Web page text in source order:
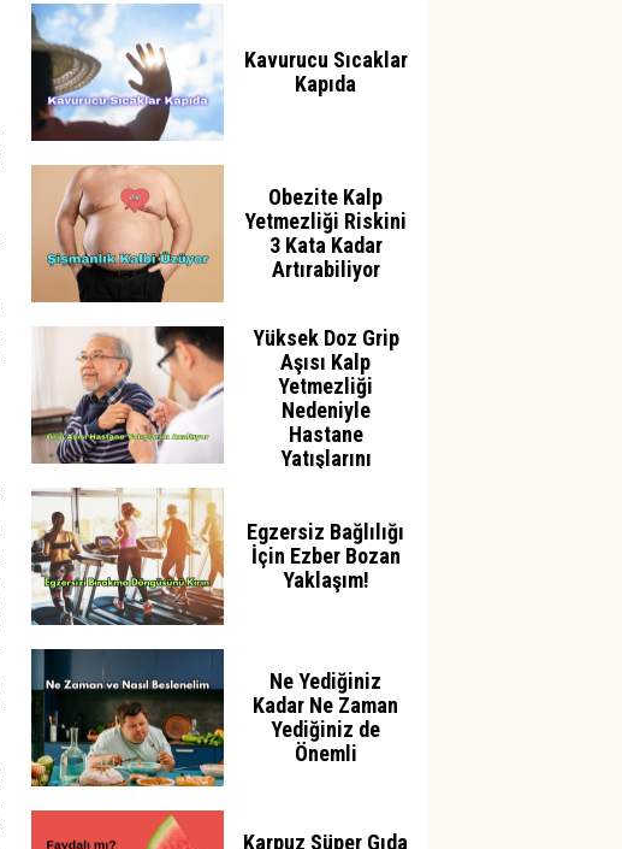
Kavurucu Sıcaklar
Kapıda
Obezite Kalp
Yetmezliği Riskini
3 Kata Kadar
Artırabiliyor
Yüksek Doz Grip
Aşısı Kalp
Yetmezliği
Nedeniyle
Hastane
Yatışlarını
Egzersiz Bağlılığı
İçin Ezber Bozan
Yaklaşım!
Ne Yediğiniz
Kadar Ne Zaman
Yediğiniz de
Önemli
Karpuz Süper Gıda